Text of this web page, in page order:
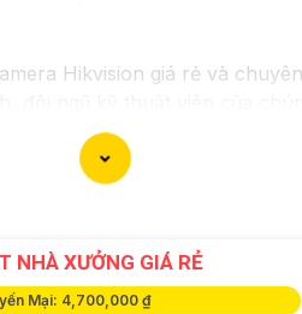
Hikvision giá rẻ và
hiệu hàng đầu thế giới về giải
ảnh sắc nét mà còn đem
NHÀ XƯỞNG GIÁ RẺ
Mại: 4,700,000 ₫